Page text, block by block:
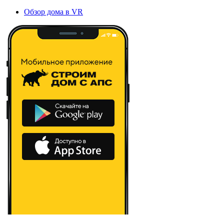
Обзор дома в VR